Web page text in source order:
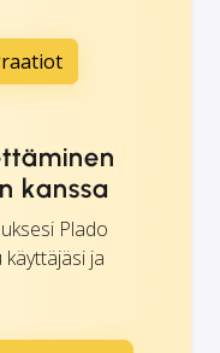
kanssa
Plado
käyttäjäsi ja